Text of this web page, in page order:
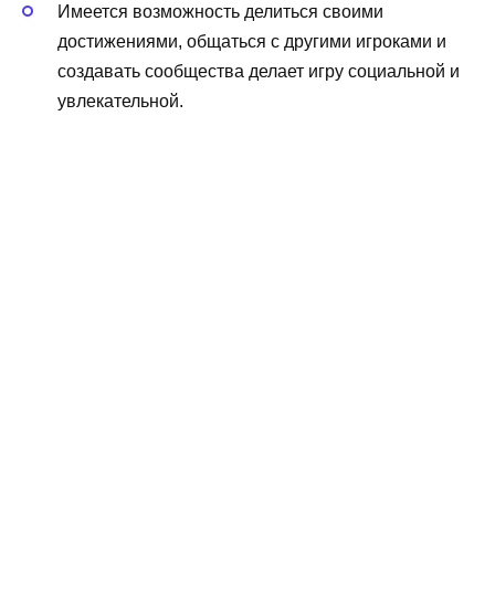
Имеется возможность делиться своими
достижениями, общаться с другими игроками и
создавать сообщества делает игру социальной и
увлекательной.